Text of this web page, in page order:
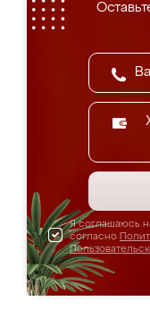
Я соглашаюсь
согласно